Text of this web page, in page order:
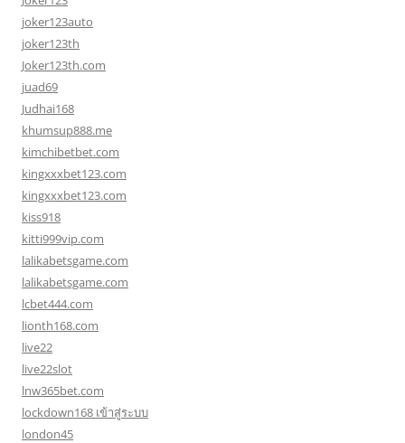
joker123auto
joker123th
Joker123th.com
juad69
Judhai168
khumsup888.me
kimchibetbet.com
kingxxxbet123.com
kingxxxbet123.com
kiss918
kitti999vip.com
lalikabetsgame.com
lalikabetsgame.com
lcbet444.com
lionth168.com
live22
live22slot
lnw365bet.com
lockdown168 เข้าสู่ระบบ
london45